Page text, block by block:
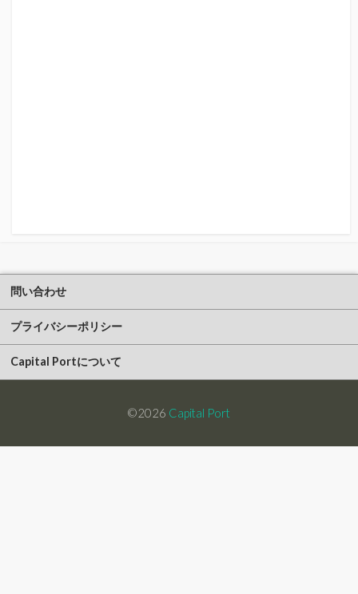
問い合わせ
プライバシーポリシー
Capital Portについて
©2026 Capital Port